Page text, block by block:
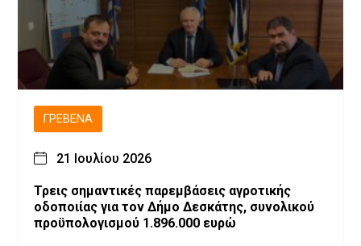
ΓΡΕΒΕΝΆ
21 Ιουλίου 2026
Τρεις σημαντικές παρεμβάσεις αγροτικής
οδοποιίας για τον Δήμο Δεσκάτης, συνολικού
προϋπολογισμού 1.896.000 ευρώ